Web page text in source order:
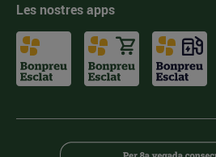
Les nostres apps